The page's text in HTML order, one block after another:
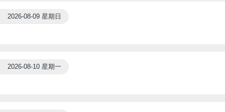
2026-08-09 星期日
2026-08-10 星期一